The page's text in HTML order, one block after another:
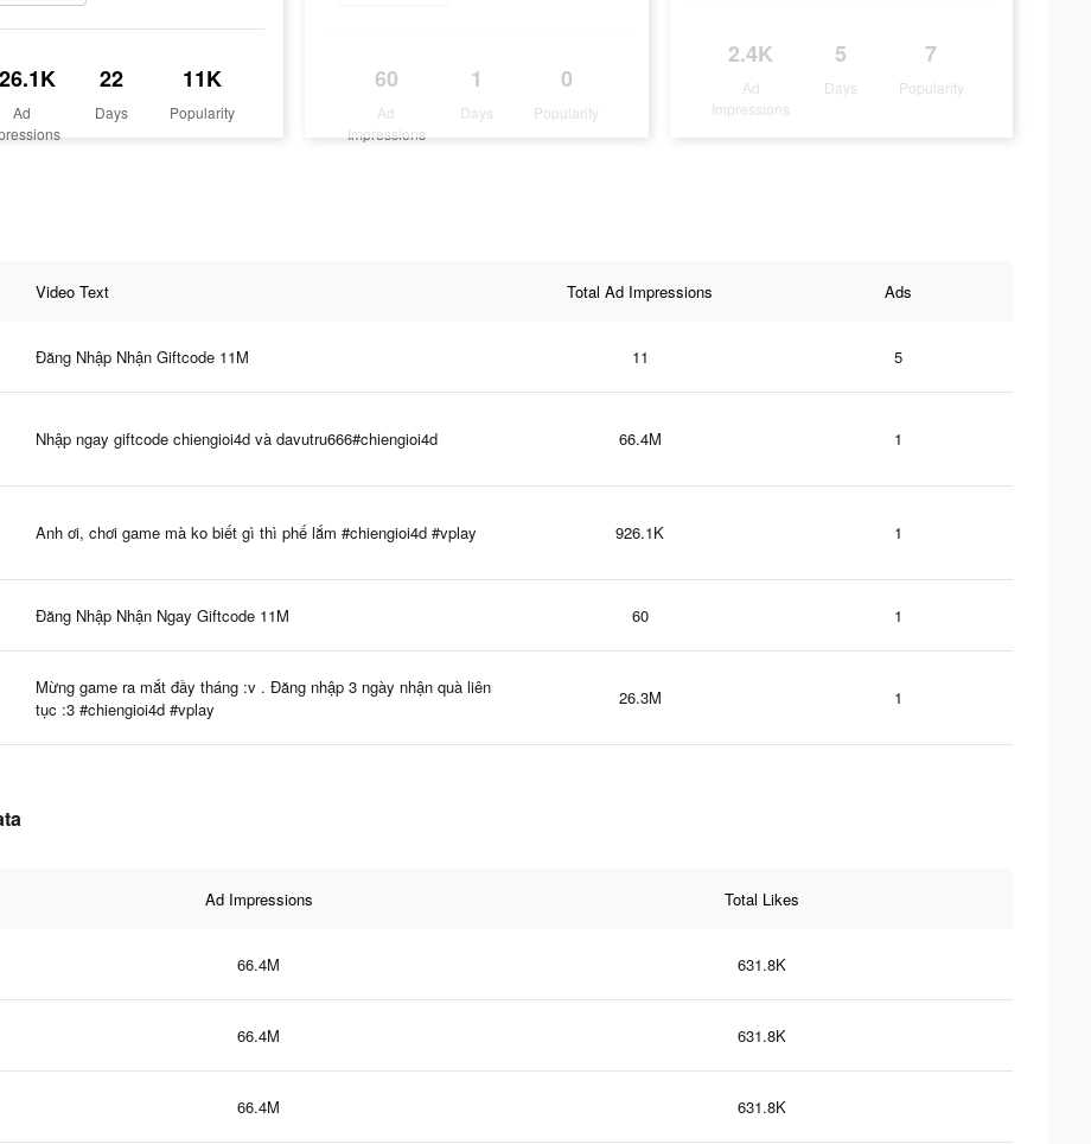
Ad
22
Days
11K
Popularity
60
Ad
Impressions
1
Days
0
Popularity
2.4K
Ad
Impressions
5
Days
7
Popularity
Video Text Total Ad Impressions Ads
Đăng Nhập Nhận Giftcode 11M 11 5
Nhập ngay giftcode chiengioi4d và davutru666#chiengioi4d 66.4M 1
Anh ơi, chơi game mà ko biết gì thì phế lắm #chiengioi4d #vplay 926.1K 1
Đăng Nhập Nhận Ngay Giftcode 11M 60 1
Mừng game ra mắt đầy tháng :v . Đăng nhập 3 ngày nhận quà liên
tục :3 #chiengioi4d #vplay
26.3M 1
Ad Impressions Total Likes
66.4M 631.8K
66.4M 631.8K
66.4M 631.8K